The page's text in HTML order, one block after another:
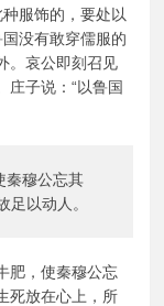
服饰的，要处以
没有敢穿儒服的
。哀公即刻召见
庄子说：“以鲁国
秦穆公忘其
足以动人。
肥，使秦穆公忘
死放在心上，所